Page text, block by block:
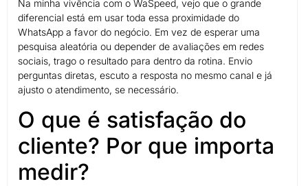
Na minha vivência com o WaSpeed, vejo que o grande
diferencial está em usar toda essa proximidade do
WhatsApp a favor do negócio. Em vez de esperar uma
pesquisa aleatória ou depender de avaliações em redes
sociais, trago o resultado para dentro da rotina. Envio
perguntas diretas, escuto a resposta no mesmo canal e já
ajusto o atendimento, se necessário.
O que é satisfação do
cliente? Por que importa
medir?